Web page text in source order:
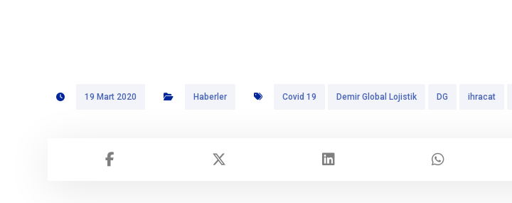
19 Mart 2020 Haberler Covid 19 Demir Global Lojistik DG ihracat